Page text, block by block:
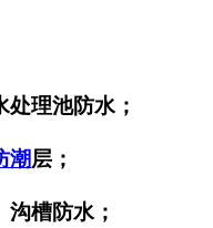
理池防水；
潮层；
沟槽防水；